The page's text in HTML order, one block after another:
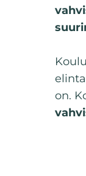
on.